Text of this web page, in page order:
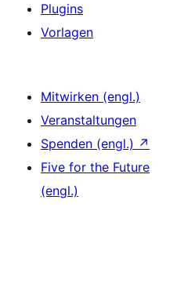
Plugins
Vorlagen
Mitwirken (engl.)
Veranstaltungen
Spenden (engl.) ↗
Five for the Future
(engl.)